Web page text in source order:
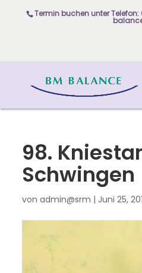
Termin buchen unterTelefon:
98.
Schwingen
vonadmin@srm | Juni 25,